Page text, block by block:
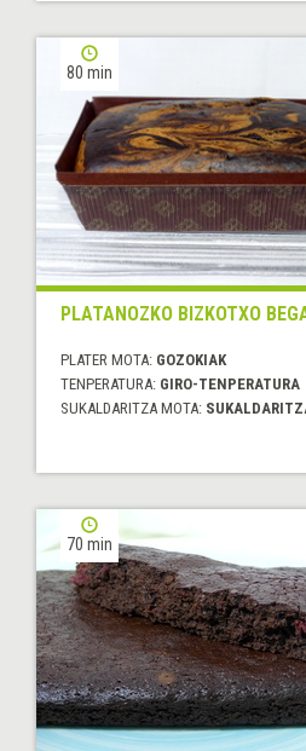
80 min
PLATANOZKO BIZKOTXO
PLATER MOTA: GOZOKIAK
TENPERATURA: GIRO-TENPERATURA
SUKALDARITZA MOTA:
70 min